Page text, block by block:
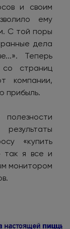
и своим
ему
С той поры
дела
Теперь
со страниц
компании,
прибыль.
«купить
так я все и
монитором